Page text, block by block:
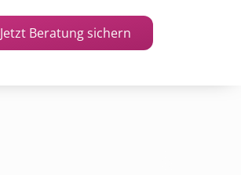
Jetzt Beratung sichern